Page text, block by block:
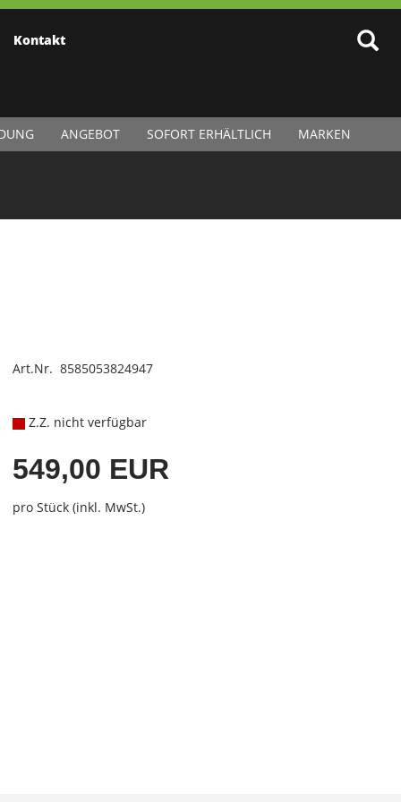
Kontakt
ANGEBOT SOFORT ERHÄLTLICH MARKEN
Art.Nr. 8585053824947
Z.Z. nicht verfügbar
549,00 EUR
pro Stück (inkl. MwSt.)